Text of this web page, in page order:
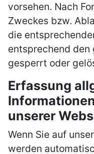
vorsehen. Nach
Zweckes bzw.
die
entsprechend
gesperrt oder
Erfassung
unserer
Wenn Sie auf
werden